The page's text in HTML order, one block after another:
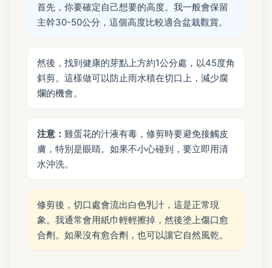
首先，你要確定自己想要的高度。我一般會保留
主幹30-50公分，這個高度比較適合盆栽觀賞。
然後，找到健康的芽點上方約1公分處，以45度角
斜剪。這樣做可以防止雨水積在切口上，減少腐
爛的機會。
注意： 雞蛋花的汁液有毒，修剪時要避免接觸皮
膚，特別是眼睛。如果不小心碰到，要立即用清
水沖洗。
修剪後，切口處會流出白色乳汁，這是正常現
象。我通常會用紙巾輕輕擦掉，然後塗上傷口愈
合劑。如果沒有愈合劑，也可以讓它自然風乾。